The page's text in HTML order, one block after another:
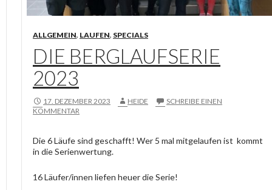
ALLGEMEIN, LAUFEN, SPECIALS
DIE BERGLAUFSERIE
2023
17. DEZEMBER 2023 HEIDE
SCHREIBE EINEN
KOMMENTAR
Die 6 Läufe sind geschafft! Wer 5 mal mitgelaufen ist kommt
in die Serienwertung.
16 Läufer/innen liefen heuer die Serie!